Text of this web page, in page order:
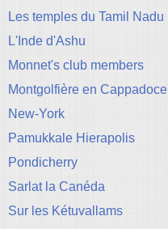
Les temples du Tamil Nadu
L'Inde d'Ashu
Monnet's club members
Montgolfière en Cappadoce
New-York
Pamukkale Hierapolis
Pondicherry
Sarlat la Canéda
Sur les Kétuvallams